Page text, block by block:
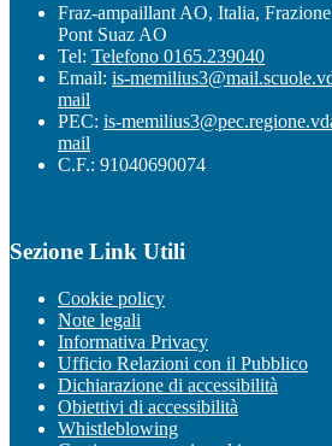
Fraz-ampaillant AO, Italia,
Pont Suaz AO
Tel: Telefono 0165.239040
Email: is-
mail
PEC: is-
mail
C.F.: 91040690074
Sezione Link Utili
Cookie policy
Note legali
Informativa Privacy
Ufficio Relazioni con il Pubblico
Dichiarazione di accessibilità
Obiettivi di accessibilità
Whistleblowing